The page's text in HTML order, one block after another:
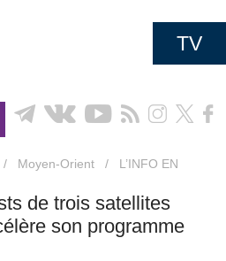
TV
/ Moyen-Orient /
L’INFO EN
de trois satellites
son programme